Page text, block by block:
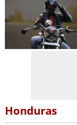
Honduras